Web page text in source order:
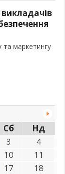
маркетингу
Сб
Нд
3
4
10
11
17
18